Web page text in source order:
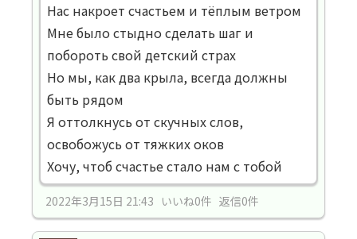
Нас накроет счастьем и тёплым ветром
Мне было стыдно сделать шаг и
побороть свой детский страх
Но мы, как два крыла, всегда должны
быть рядом
Я оттолкнусь от скучных слов,
освобожусь от тяжких оков
Хочу, чтоб счастье стало нам с тобой
2022年3月15日 21:43 いいね0件 返信0件